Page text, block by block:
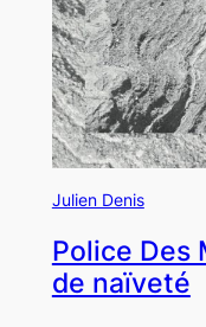
Julien Denis
Police Des
de naïveté